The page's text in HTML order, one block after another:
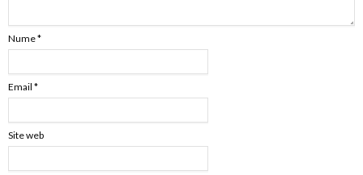
Nume*
Email *
Site web